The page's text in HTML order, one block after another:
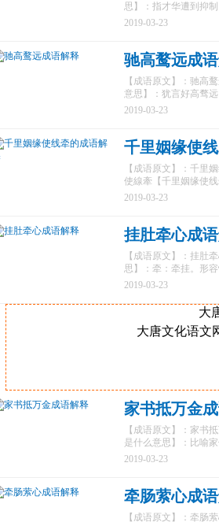
思】：指才华遭到抑
2019-03-23
驰高鹜远成
【成语原文】：驰高
意思】：犹言好高骛
2019-03-23
千里姻缘使
【成语原文】：千里
使線牽【千里姻缘使
2019-03-23
挂肚牵心成
【成语原文】：挂肚
思】：牵：牵挂。形
2019-03-23
大
大唐文化语文
家书抵万金
【成语原文】：家书
是什么意思】：比喻
2019-03-23
牵肠萦心成
【成语原文】：牵肠